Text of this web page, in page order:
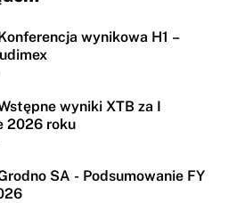
wynikowa H1 –
wyniki XTB za I
2026 roku
SA - Podsumowanie FY